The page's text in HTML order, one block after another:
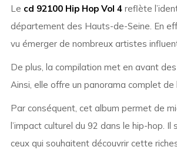
Le cd 92100 Hip Hop Vol 4reflète
département des Hauts-de-Seine. En
vu émerger de nombreux artistes
De plus, la compilation met en avant
Ainsi, elle offre un panorama complet de
Par conséquent, cet album permet de
l’impact culturel du 92 dans le hip-hop. Il
ceux qui souhaitent découvrir cette